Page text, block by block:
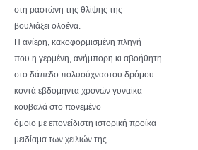
στη ραστώνη της θλίψης της
βουλιάξει ολοένα.
Η ανίερη, κακοφορμισμένη πληγή
που η γερμένη, ανήμπορη κι αβοήθητη
στο δάπεδο πολυσύχναστου δρόμου
κοντά εβδομήντα χρονών γυναίκα
κουβαλά στο πονεμένο
όμοιο με επονείδιστη ιστορική προίκα
μειδίαμα των χειλιών της.